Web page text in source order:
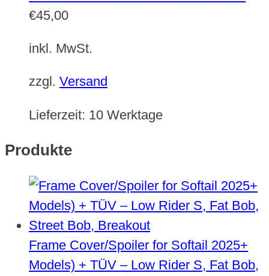
€45,00
inkl. MwSt.
zzgl. Versand
Lieferzeit: 10 Werktage
Produkte
Frame Cover/Spoiler for Softail 2025+
Models) + TÜV – Low Rider S, Fat Bob,